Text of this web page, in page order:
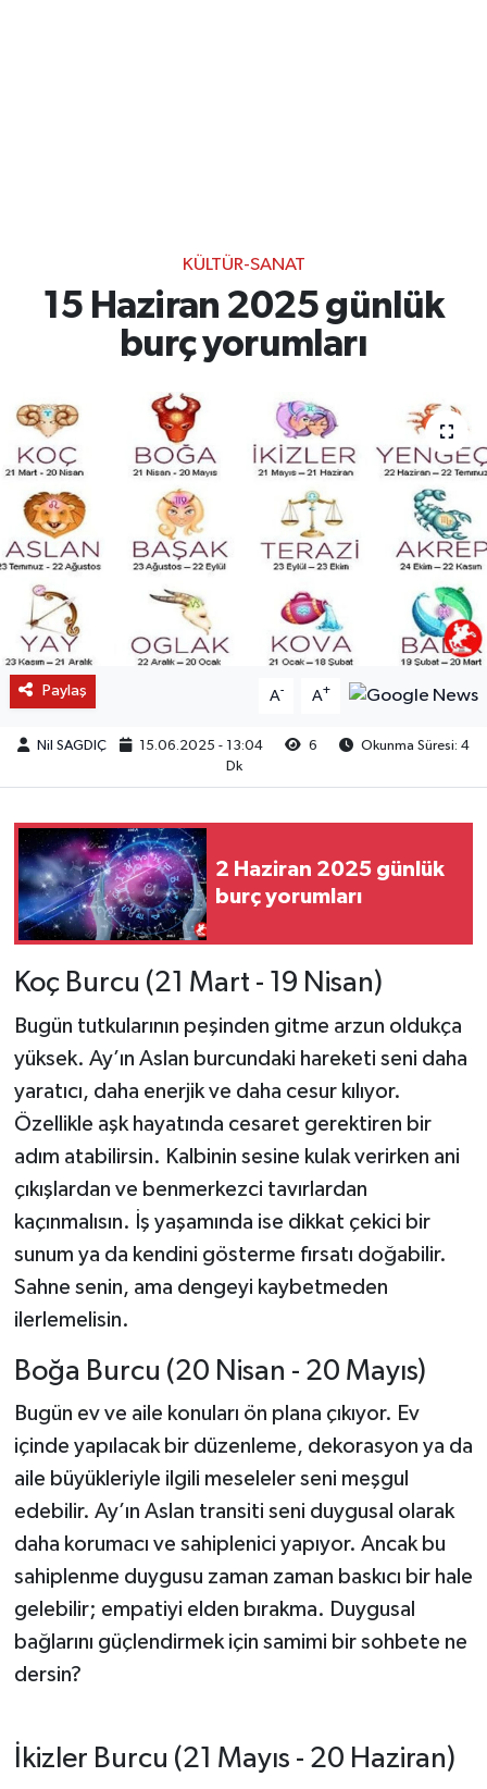
KÜLTÜR-SANAT
15 Haziran 2025 günlük
burç yorumları
Paylaş A- A+
Nil SAGDIÇ 15.06.2025 - 13:04 6
Okunma Süresi: 4
Dk
2 Haziran 2025 günlük
burç yorumları
Koç Burcu (21 Mart - 19 Nisan)
Bugün tutkularının peşinden gitme arzun oldukça
yüksek. Ay’ın Aslan burcundaki hareketi seni daha
yaratıcı, daha enerjik ve daha cesur kılıyor.
Özellikle aşk hayatında cesaret gerektiren bir
adım atabilirsin. Kalbinin sesine kulak verirken ani
çıkışlardan ve benmerkezci tavırlardan
kaçınmalısın. İş yaşamında ise dikkat çekici bir
sunum ya da kendini gösterme fırsatı doğabilir.
Sahne senin, ama dengeyi kaybetmeden
ilerlemelisin.
Boğa Burcu (20 Nisan - 20 Mayıs)
Bugün ev ve aile konuları ön plana çıkıyor. Ev
içinde yapılacak bir düzenleme, dekorasyon ya da
aile büyükleriyle ilgili meseleler seni meşgul
edebilir. Ay’ın Aslan transiti seni duygusal olarak
daha korumacı ve sahiplenici yapıyor. Ancak bu
sahiplenme duygusu zaman zaman baskıcı bir hale
gelebilir; empatiyi elden bırakma. Duygusal
bağlarını güçlendirmek için samimi bir sohbete ne
dersin?
İkizler Burcu (21 Mayıs - 20 Haziran)